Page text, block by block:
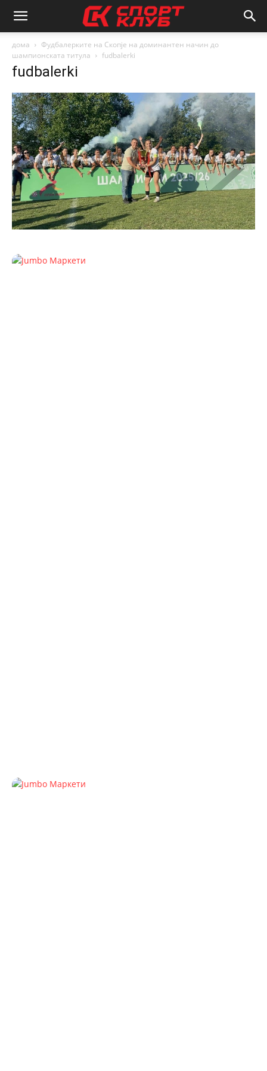
дома
Фудбалерките на Скопје на доминантен начин до
шампионската титула
fudbalerki
fudbalerki